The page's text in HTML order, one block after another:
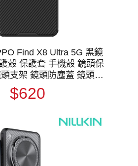
Find X8 Ultra 5G 黑鏡
殼 保護套 手機殼 鏡頭保
支架 鏡頭防塵蓋 鏡頭蓋
支援 MagSafe
$620